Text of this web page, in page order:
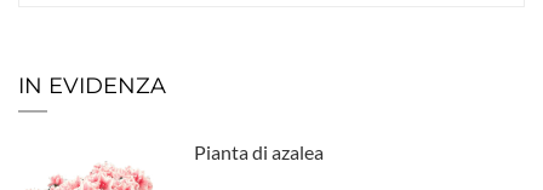
IN EVIDENZA
Pianta di azalea